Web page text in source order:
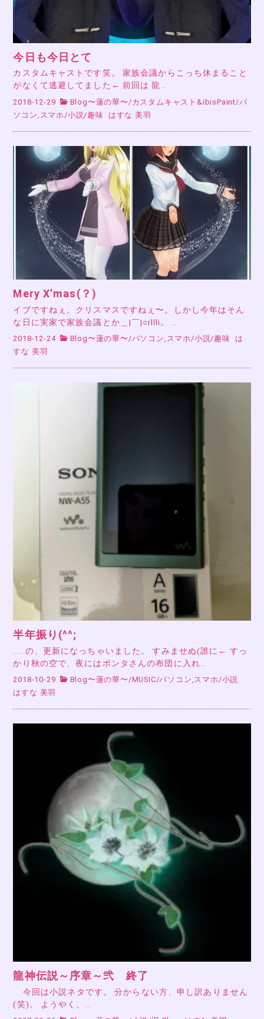
今日も今日とて
カスタムキャストです笑。 家族会議からこっち休まること
がなくて逃避してました← 前回は 龍…
2018-12-29 Blog〜蓮の華〜 /カスタムキャスト&ibisPaint/パ
ソコン,スマホ /小説 /趣味 はすな 美羽
Mery X’mas(？)
イブですねぇ。クリスマスですねぇ〜。しかし今年はそん
な日に実家で家族会議とか＿|￣|○illli。 …
2018-12-24 Blog〜蓮の華〜/パソコン,スマホ/小説/趣味
は
すな 美羽
半年振り(^^;
……の、更新になっちゃいました。 すみませぬ(誰に← すっ
かり秋の空で、夜にはポンタさんの布団に入れ…
2018-10-29 Blog〜蓮の華〜/MUSIC/パソコン,スマホ/小説
はすな 美羽
龍神伝説～序章～弐 終了
今回は小説ネタです。 分からない方、申し訳ありません
(笑)。 ようやく、…